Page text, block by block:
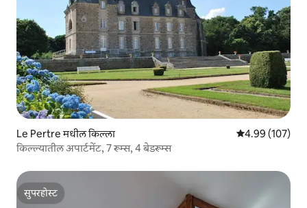
Le Pertre मधील किल्ला 5 पैकी 4.99
4.99 (107)
किल्ल्यातील अपार्टमेंट, 7 रूम्स, 4 बेडरूम्स
सुपरहोस्ट
सुपरहोस्ट